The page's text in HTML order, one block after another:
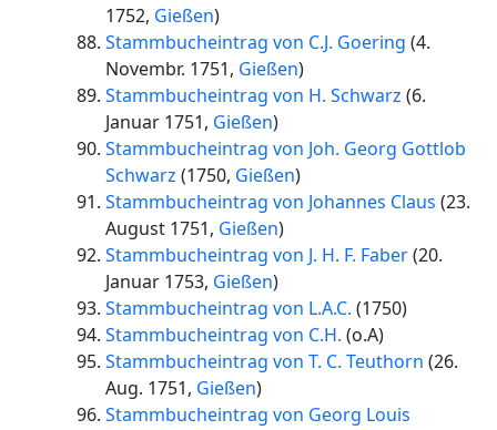
1752, Gießen)
Stammbucheintrag von C.J. Goering (4.
Novembr. 1751, Gießen)
Stammbucheintrag von H. Schwarz (6.
Januar 1751, Gießen)
Stammbucheintrag von Joh. Georg Gottlob
Schwarz (1750, Gießen)
Stammbucheintrag von Johannes Claus (23.
August 1751, Gießen)
Stammbucheintrag von J. H. F. Faber(20.
Januar 1753, Gießen)
Stammbucheintrag von L.A.C. (1750)
Stammbucheintrag von C.H. (o.A)
Stammbucheintrag von T. C. Teuthorn (26.
Aug. 1751, Gießen)
Stammbucheintrag von Georg Louis